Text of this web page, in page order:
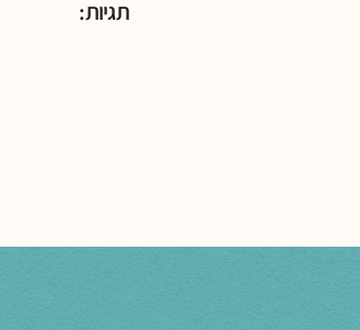
תגיות: